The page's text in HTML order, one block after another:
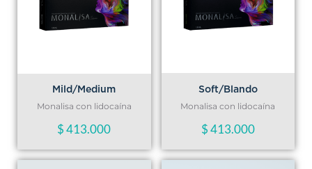
Mild/Medium
Monalisa con lidocaína
$413.000
Soft/Blando
Monalisa con lidocaína
$413.000